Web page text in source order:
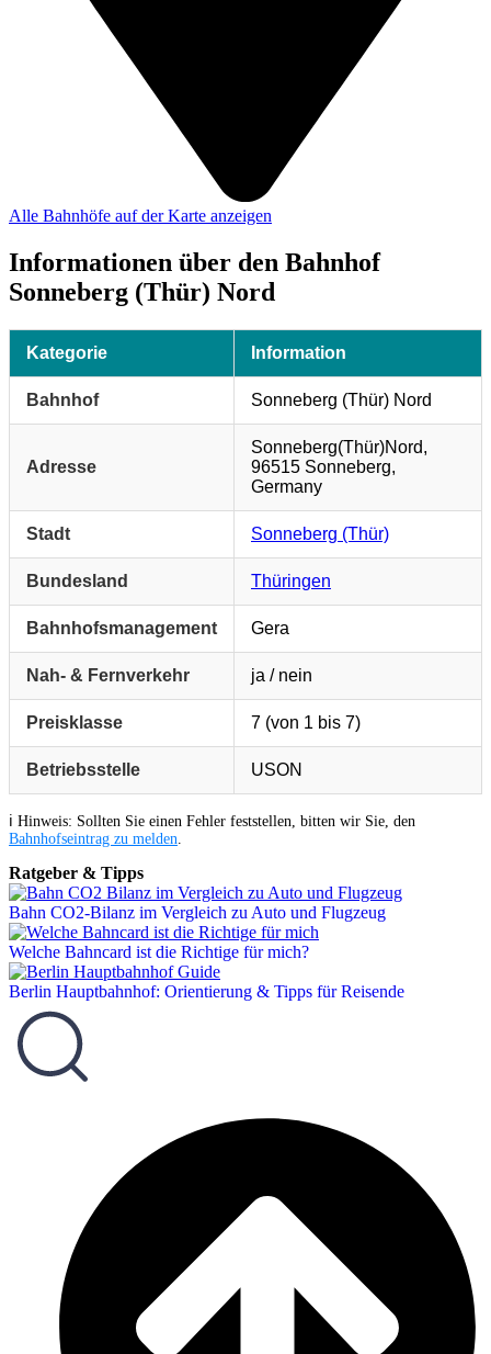
Alle Bahnhöfe auf der Karte anzeigen
Informationen über den Bahnhof
Sonneberg (Thür) Nord
Kategorie Information
Bahnhof Sonneberg (Thür) Nord
Adresse
Sonneberg(Thür)Nord,
96515 Sonneberg,
Germany
Stadt Sonneberg (Thür)
Bundesland Thüringen
Bahnhofsmanagement Gera
Nah- & Fernverkehr ja / nein
Preisklasse 7 (von 1 bis 7)
Betriebsstelle USON
ℹ️ Hinweis: Sollten Sie einen Fehler feststellen, bitten wir Sie, den
Bahnhofseintrag zu melden
Ratgeber & Tipps
Bahn CO2-Bilanz im Vergleich zu Auto und Flugzeug
Welche Bahncard ist die Richtige für mich?
Berlin Hauptbahnhof: Orientierung & Tipps für Reisende